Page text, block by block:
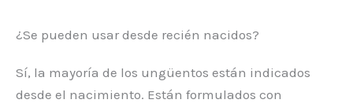
¿Se pueden usar desde recién nacidos?
Sí, la mayoría de los ungüentos están indicados
desde el nacimiento. Están formulados con